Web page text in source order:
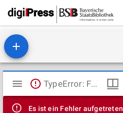
Mirador
Viewer
TypeError: Failed to fetch
Es ist ein Fehler aufgetreten